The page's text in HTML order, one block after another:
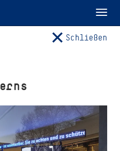
Schließen